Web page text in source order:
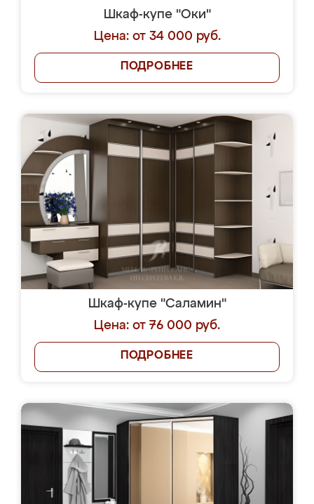
Шкаф-купе "Оки"
Цена: от 34 000 руб.
ПОДРОБНЕЕ
Шкаф-купе "Саламин"
Цена: от 76 000 руб.
ПОДРОБНЕЕ